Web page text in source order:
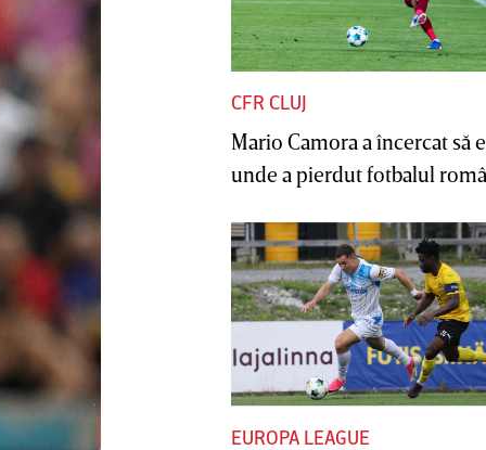
CFR CLUJ
Mario Camora a încercat să
unde a pierdut fotbalul
EUROPA LEAGUE